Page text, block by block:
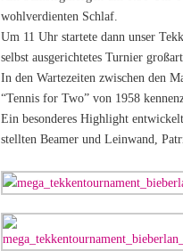
wohlverdienten Schlaf.
Um 11 Uhr startete dann unser
selbst ausgerichtetes Turnier
In den Wartezeiten zwischen den
“Tennis for Two” von 1958
Ein besonderes Highlight
stellten Beamer und Leinwand,